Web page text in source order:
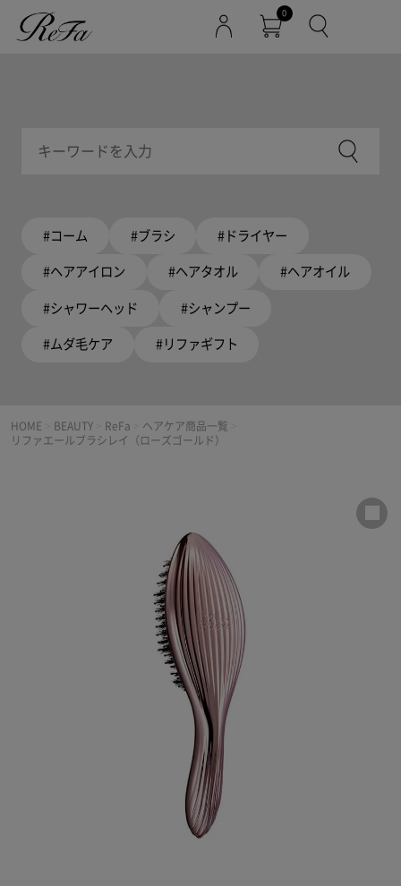
0
#コーム #ブラシ #ドライヤー
#ヘアアイロン #ヘアタオル #ヘアオイル
#シャワーヘッド #シャンプー
#ムダ毛ケア #リファギフト
HOME BEAUTY ReFa ヘアケア商品一覧
リファエールブラシレイ（ローズゴールド）